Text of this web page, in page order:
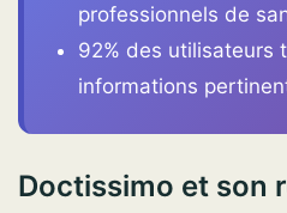
professionnels de
92% des utilisateurs
informations
Doctissimo et son